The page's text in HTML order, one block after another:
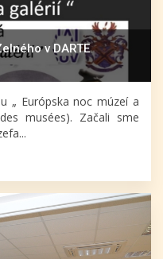
v DARTE
„ Európska noc múzeí a
musées). Začali sme